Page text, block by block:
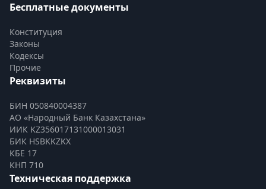
Бесплатные документы
Конституция
Законы
Кодексы
Прочие
Реквизиты
БИН 050840004387
АО «Народный Банк Казахстана»
ИИК KZ356017131000013031
БИК HSBKKZKX
КБЕ 17
КНП 710
Техническая поддержка